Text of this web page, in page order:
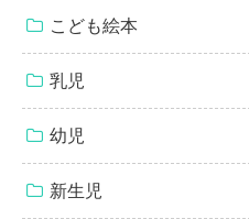
こども絵本
乳児
幼児
新生児